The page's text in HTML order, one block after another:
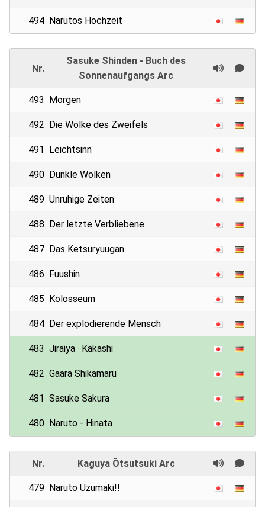
494 Narutos Hochzeit
Nr.
Sasuke Shinden - Buch des
Sonnenaufgangs Arc
493 Morgen
492 Die Wolke des Zweifels
491 Leichtsinn
490 Dunkle Wolken
489 Unruhige Zeiten
488 Der letzte Verbliebene
487 Das Ketsuryuugan
486 Fuushin
485 Kolosseum
484 Der explodierende Mensch
483 Jiraiya · Kakashi
482 Gaara Shikamaru
481 Sasuke Sakura
480 Naruto - Hinata
Nr. Kaguya Ōtsutsuki Arc
479 Naruto Uzumaki!!